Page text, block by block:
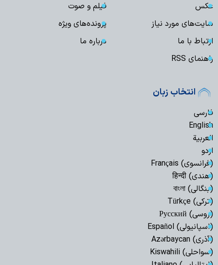
عکس
فیلم و صوت
سایت‌های مورد نیاز
پرونده‌های ویژه
ارتباط با ما
درباره ما
راهنمای RSS
انتخاب زبان
فارسی
English
العربیة
اردو
(فرانسوی) Français
(هندی) हिन्दी
(بنگالی) বাংলা
(ترکی) Türkçe
(روسی) Русский
(اسپانیولی) Español
(آذری) Azərbaycan
(سواحلی) Kiswahili